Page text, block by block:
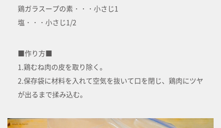
鶏ガラスープの素・・・小さじ1
塩・・・小さじ1/2
■作り方■
1.鶏むね肉の皮を取り除く。
2.保存袋に材料を入れて空気を抜いて口を閉じ、鶏肉にツヤ
が出るまで揉み込む。